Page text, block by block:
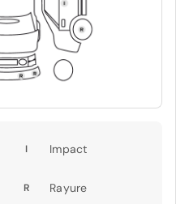
I Impact
R Rayure